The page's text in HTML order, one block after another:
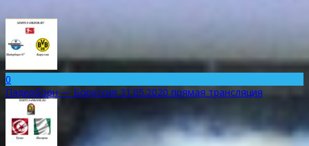
0
Падерборн — Боруссия 31.05.2020 прямая трансляция